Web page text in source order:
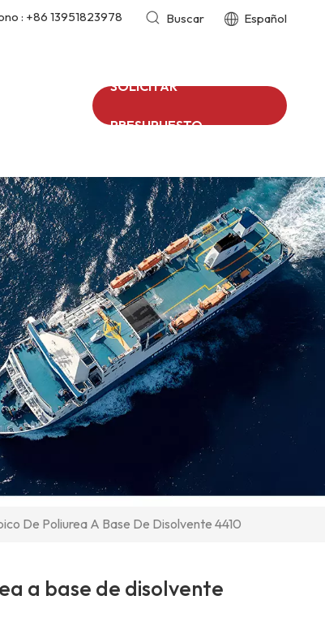
: +86 13951823978 Buscar Español
SOLICITAR
PRESUPUESTO
De Poliurea A Base De Disolvente 4410
a base de disolvente